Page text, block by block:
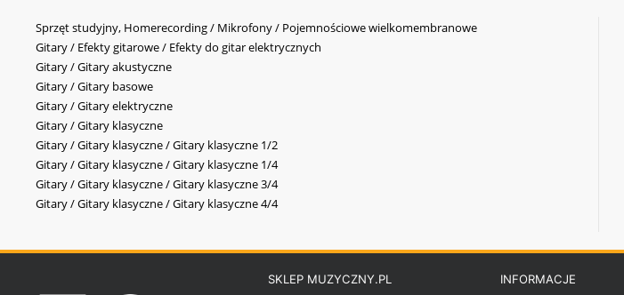
Sprzęt studyjny, Homerecording / Mikrofony / Pojemnościowe wielkomembranowe
Gitary / Efekty gitarowe / Efekty do gitar elektrycznych
Gitary / Gitary akustyczne
Gitary / Gitary basowe
Gitary / Gitary elektryczne
Gitary / Gitary klasyczne
Gitary / Gitary klasyczne / Gitary klasyczne 1/2
Gitary / Gitary klasyczne / Gitary klasyczne 1/4
Gitary / Gitary klasyczne / Gitary klasyczne 3/4
Gitary / Gitary klasyczne / Gitary klasyczne 4/4
SKLEP MUZYCZNY.PL INFORMACJE